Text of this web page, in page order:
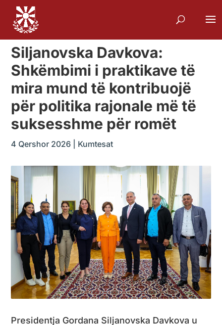
Siljanovska Davkova:
Shkëmbimi i praktikave të
mira mund të kontribuojë
për politika rajonale më të
suksesshme për romët
4 Qershor 2026 Kumtesat
Presidentja Gordana Siljanovska Davkova u